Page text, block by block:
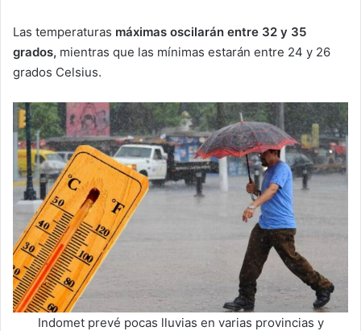
Las temperaturas máximas oscilarán entre 32 y 35
grados, mientras que las mínimas estarán entre 24 y 26
grados Celsius.
Indomet prevé pocas lluvias en varias provincias y